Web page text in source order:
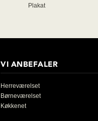
Plakat
VI ANBEFALER
Herreværelset
Børneværelset
Køkkenet